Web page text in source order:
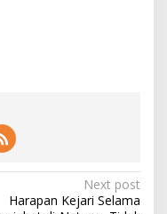
Next post
Harapan Kejari Selama